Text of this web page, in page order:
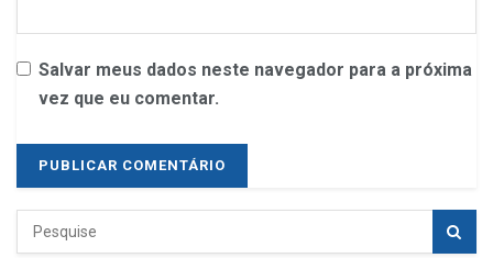
Salvar meus dados neste navegador para a próxima
vez que eu comentar.